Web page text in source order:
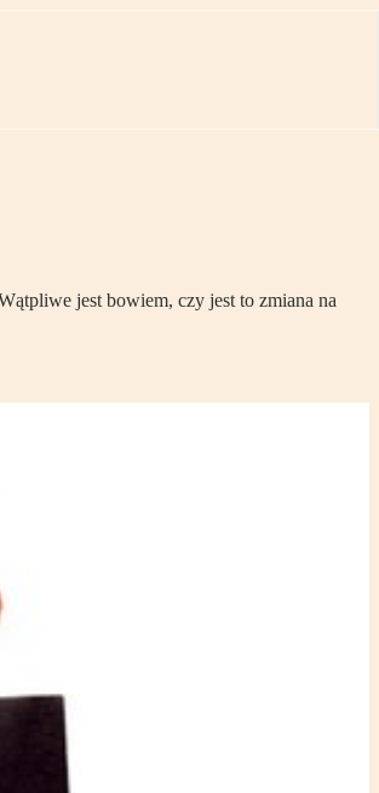
jest bowiem, czy jest to zmiana na